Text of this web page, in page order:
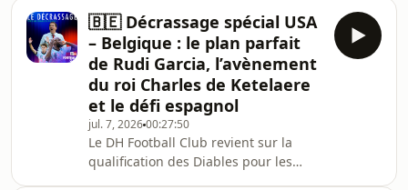
Diables rouges en trois points: la folie
espagnole autour de Courtois, les
propos confiantys de Moreira et le
changement de terrain des Diables
rouges.
🇧🇪 Décrassage spécial USA
– Belgique : le plan parfait
de Rudi Garcia, l’avènement
du roi Charles de Ketelaere
et le défi espagnol
jul. 7, 202600:27:50
Le DH Football Club revient sur la
qualification des Diables pour les